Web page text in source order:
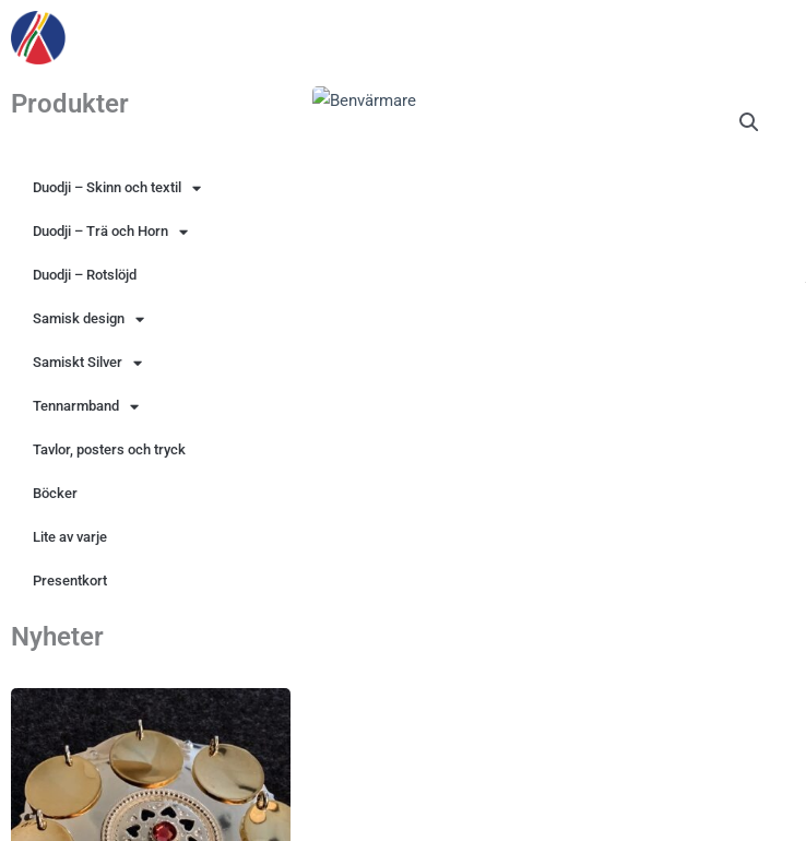
Hoppa
till
Produkter
Duodji – Skinn och textil
Duodji – Trä och Horn
Duodji – Rotslöjd
Samisk design
Samiskt Silver
Tennarmband
Tavlor, posters och tryck
Böcker
Lite av varje
Presentkort
Nyheter